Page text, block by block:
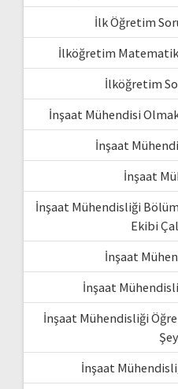
İlk Öğretim
İlköğretim
İlköğretim
İnşaat Mühendisi
İnşaat
İnşaat
İnşaat Mühendisliği
Ekibi
İnşaat
İnşaat
İnşaat Mühendisliği
İnşaat